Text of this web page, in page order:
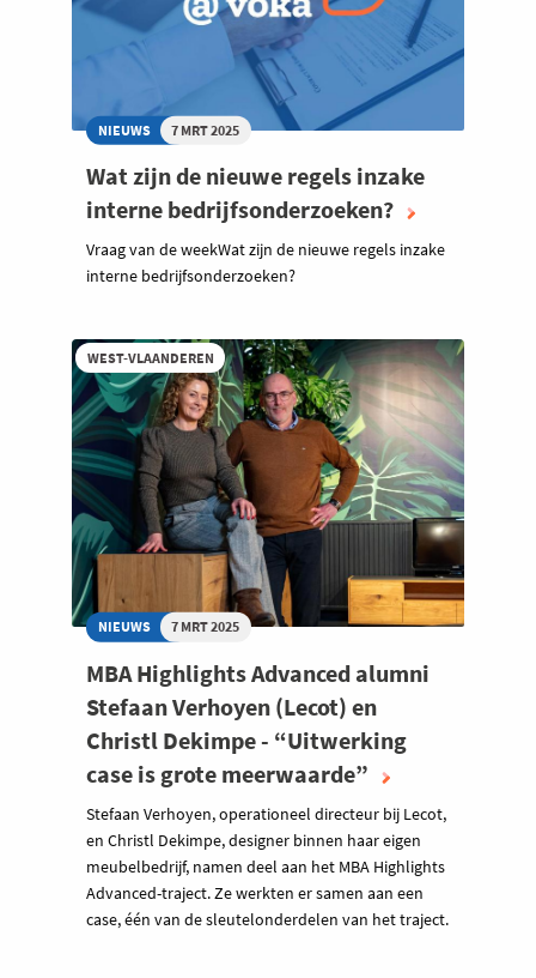
NIEUWS 7 MRT 2025
Wat zijn de nieuwe regels inzake
interne bedrijfsonderzoeken?
Vraag van de weekWat zijn de nieuwe regels inzake
interne bedrijfsonderzoeken?
WEST-VLAANDEREN
NIEUWS 7 MRT 2025
MBA Highlights Advanced alumni
Stefaan Verhoyen (Lecot) en
Christl Dekimpe - “Uitwerking
case is grote meerwaarde”
Stefaan Verhoyen, operationeel directeur bij Lecot,
en Christl Dekimpe, designer binnen haar eigen
meubelbedrijf, namen deel aan het MBA Highlights
Advanced-traject. Ze werkten er samen aan een
case, één van de sleutelonderdelen van het traject.